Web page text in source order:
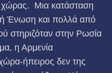
χώρας. Μια κατάσταση
Ένωση και πολλά από
στηριζόταν στην Ρωσία
η Αρμενία
ήπειρος δεν της